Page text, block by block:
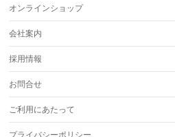
オンラインショップ
会社案内
採用情報
お問合せ
ご利用にあたって
プライバシーポリシー